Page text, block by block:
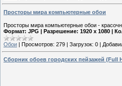
Просторы мира компьютерные обои
Просторы мира компьютерные обои -
Формат: JPG | Разрешение: 1920 x 1080 |
Обои | Просмотров: 279 | Загрузок: 0 |
Сборник обоев городских пейзажей (Full